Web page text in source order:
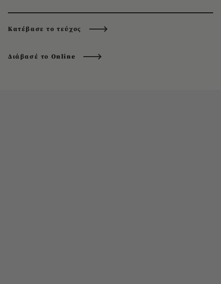
Κατέβασε το τεύχος
Διάβασέ το Online